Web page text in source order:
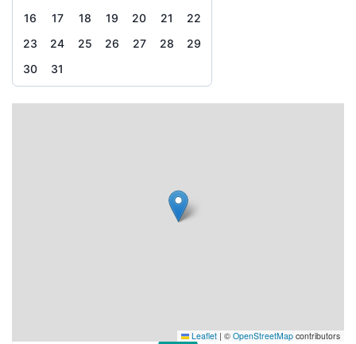
16
17 18 19 20 21
22
23
24 25 26 27 28
29
30
31
Leaflet | © OpenStreetMap contributors